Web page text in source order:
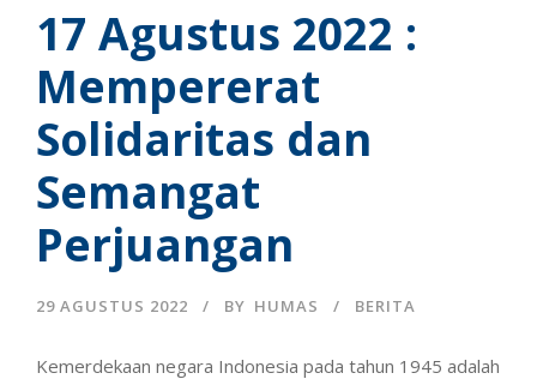
17 Agustus 2022 :
Mempererat
Solidaritas dan
Semangat
Perjuangan
29 AGUSTUS 2022 BY HUMAS BERITA
Kemerdekaan negara Indonesia pada tahun 1945 adalah